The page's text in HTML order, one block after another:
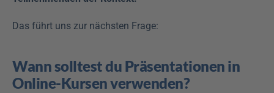
Das führt uns zur nächsten Frage:
Wann solltest du Präsentationen in
Online-Kursen verwenden?